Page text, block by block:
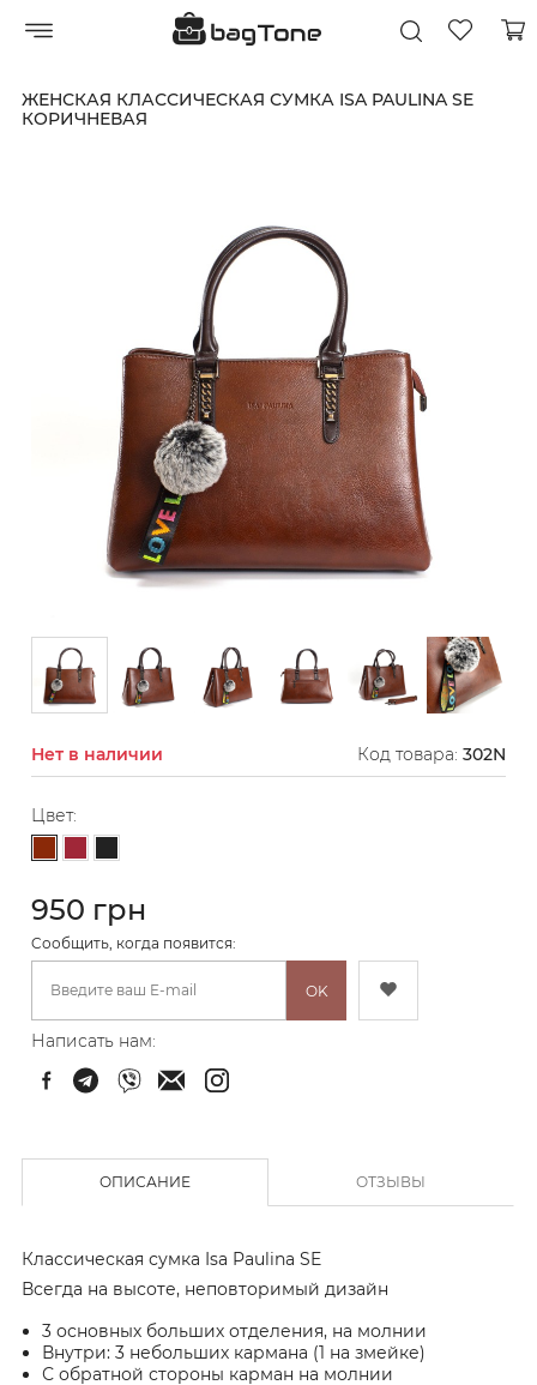
ЖЕНСКАЯ КЛАССИЧЕСКАЯ СУМКА ISA PAULINA SE
КОРИЧНЕВАЯ
Нет в наличии Код товара: 302N
Цвет:
950 грн
Cообщить, когда появится:
OK
Написать нам:
ОПИСАНИЕ ОТЗЫВЫ
Классическая сумка Isa Paulina SE
Всегда на высоте, неповторимый дизайн
3 основных больших отделения, на молнии
Внутри: 3 небольших кармана (1 на змейке)
С обратной стороны карман на молнии